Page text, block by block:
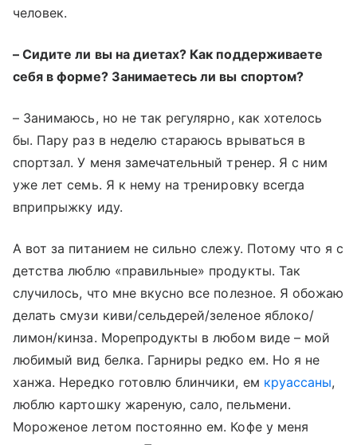
человек.
– Сидите ли вы на диетах? Как поддерживаете
себя в форме? Занимаетесь ли вы спортом?
– Занимаюсь, но не так регулярно, как хотелось
бы. Пару раз в неделю стараюсь врываться в
спортзал. У меня замечательный тренер. Я с ним
уже лет семь. Я к нему на тренировку всегда
вприпрыжку иду.
А вот за питанием не сильно слежу. Потому что я с
детства люблю «правильные» продукты. Так
случилось, что мне вкусно все полезное. Я обожаю
делать смузи киви/сельдерей/зеленое яблоко/
лимон/кинза. Морепродукты в любом виде – мой
любимый вид белка. Гарниры редко ем. Но я не
ханжа. Нередко готовлю блинчики, ем круассаны,
люблю картошку жареную, сало, пельмени.
Мороженое летом постоянно ем. Кофе у меня